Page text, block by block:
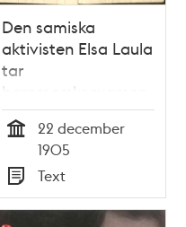
Den samiska
aktivisten Elsa Laula
tar
barnmorskeexamen
1905
22 december
1905
Typ
Text